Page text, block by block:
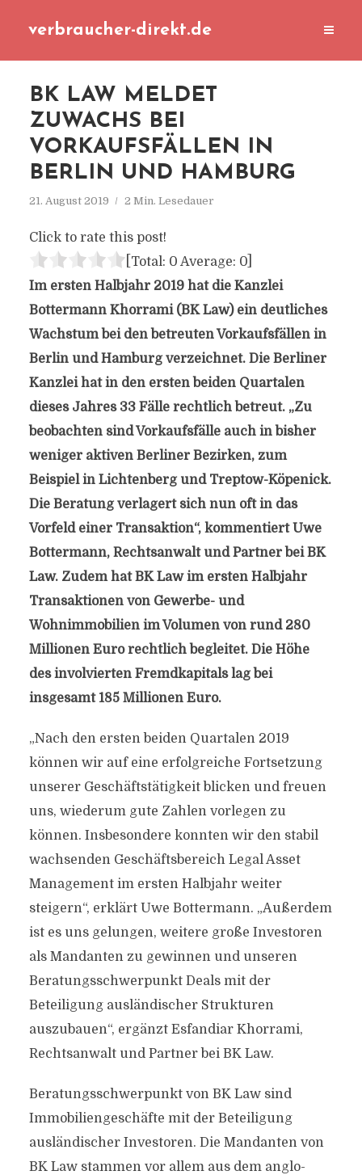
verbraucher-direkt.de
BK LAW MELDET
ZUWACHS BEI
VORKAUFSFÄLLEN IN
BERLIN UND HAMBURG
21. August 2019 2 Min. Lesedauer
Click to rate this post!
[Total: 0 Average: 0]
Im ersten Halbjahr 2019 hat die Kanzlei
Bottermann Khorrami (BK Law) ein deutliches
Wachstum bei den betreuten Vorkaufsfällen in
Berlin und Hamburg verzeichnet. Die Berliner
Kanzlei hat in den ersten beiden Quartalen
dieses Jahres 33 Fälle rechtlich betreut. „Zu
beobachten sind Vorkaufsfälle auch in bisher
weniger aktiven Berliner Bezirken, zum
Beispiel in Lichtenberg und Treptow-Köpenick.
Die Beratung verlagert sich nun oft in das
Vorfeld einer Transaktion“, kommentiert Uwe
Bottermann, Rechtsanwalt und Partner bei BK
Law. Zudem hat BK Law im ersten Halbjahr
Transaktionen von Gewerbe- und
Wohnimmobilien im Volumen von rund 280
Millionen Euro rechtlich begleitet. Die Höhe
des involvierten Fremdkapitals lag bei
insgesamt 185 Millionen Euro.
„Nach den ersten beiden Quartalen 2019
können wir auf eine erfolgreiche Fortsetzung
unserer Geschäftstätigkeit blicken und freuen
uns, wiederum gute Zahlen vorlegen zu
können. Insbesondere konnten wir den stabil
wachsenden Geschäftsbereich Legal Asset
Management im ersten Halbjahr weiter
steigern“, erklärt Uwe Bottermann. „Außerdem
ist es uns gelungen, weitere große Investoren
als Mandanten zu gewinnen und unseren
Beratungsschwerpunkt Deals mit der
Beteiligung ausländischer Strukturen
auszubauen“, ergänzt Esfandiar Khorrami,
Rechtsanwalt und Partner bei BK Law.
Beratungsschwerpunkt von BK Law sind
Immobiliengeschäfte mit der Beteiligung
ausländischer Investoren. Die Mandanten von
BK Law stammen vor allem aus dem anglo-